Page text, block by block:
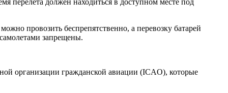
провозить беспрепятственно, а перевозку батарей
запрещены.
организации гражданской авиации (ICAO), которые